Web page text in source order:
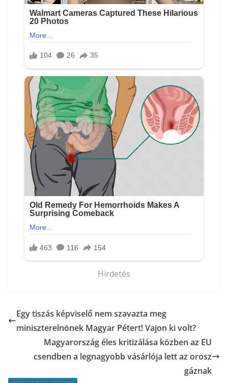
Hirdetés
Egy tiszás képviselő nem szavazta meg
miniszterelnönek Magyar Pétert! Vajon ki volt?
Magyarország éles kritizálása közben az EU
csendben a legnagyobb vásárlója lett az orosz
gáznak